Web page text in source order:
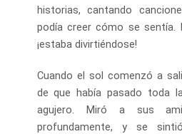
historias, cantando
podía creer cómo se sentía.
¡estaba divirtiéndose!
Cuando el sol comenzó a
de que había pasado toda
agujero. Miró a sus
profundamente, y se